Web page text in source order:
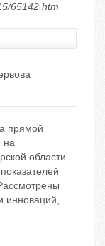
65142.htm
прямой
на
области.
инноваций,